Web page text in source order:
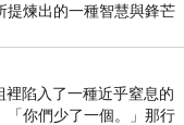
提煉出的一種智慧與鋒芒
陷入了一種近乎窒息的
「你們少了一個。」那行